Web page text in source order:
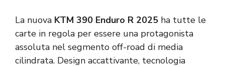
La nuova KTM 390 Enduro R 2025 ha tutte le
carte in regola per essere una protagonista
assoluta nel segmento off-road di media
cilindrata. Design accattivante, tecnologia